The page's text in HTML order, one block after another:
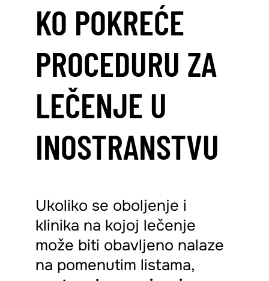
KO POKREĆE
PROCEDURU ZA
LEČENJE U
INOSTRANSTVU
Ukoliko se oboljenje i
klinika na kojoj lečenje
može biti obavljeno nalaze
na pomenutim listama,